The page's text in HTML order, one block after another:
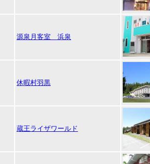
源泉月客室 浜泉
休暇村羽黒
蔵王ライザワールド